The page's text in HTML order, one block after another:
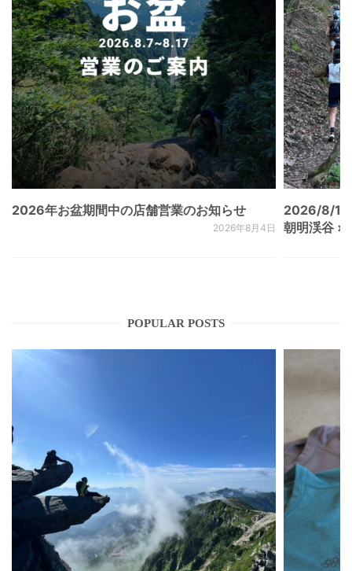
2026年お盆期間中の店舗営業のお知らせ
2026年8月4日
2026/8/
朝明渓谷 ×
POPULAR POSTS